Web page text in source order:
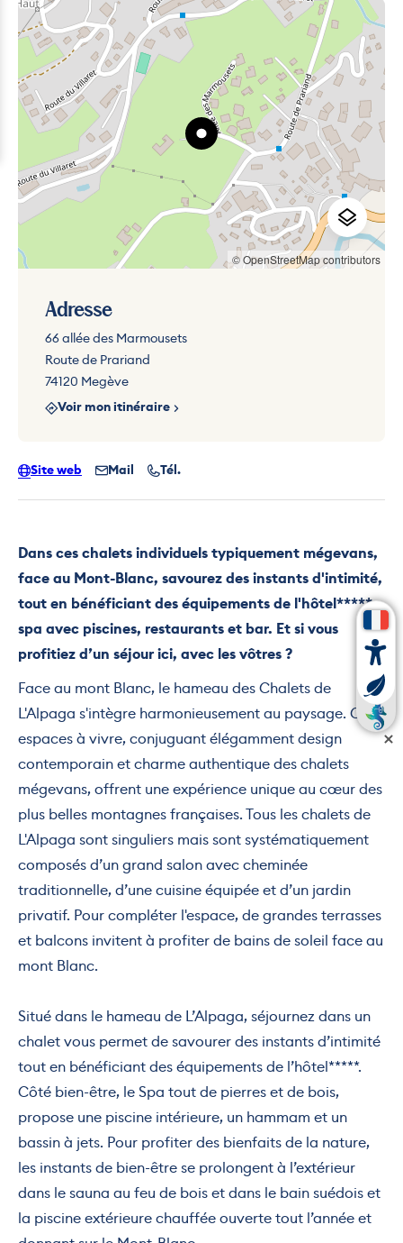
Dans ces chalets individuels typiquement mégevans,
face au Mont-Blanc, savourez des instants d'intimité,
tout en bénéficiant des équipements de l'hôtel***** :
spa avec piscines, restaurants et bar. Et si vous
profitiez d’un séjour ici, avec les vôtres ?
Face au mont Blanc, le hameau des Chalets de
L'Alpaga s'intègre harmonieusement au paysage. Ces
espaces à vivre, conjuguant élégamment design
contemporain et charme authentique des chalets
mégevans, offrent une expérience unique au cœur des
plus belles montagnes françaises. Tous les chalets de
L'Alpaga sont singuliers mais sont systématiquement
composés d’un grand salon avec cheminée
traditionnelle, d’une cuisine équipée et d’un jardin
privatif. Pour compléter l'espace, de grandes terrasses
et balcons invitent à profiter de bains de soleil face au
mont Blanc.
Situé dans le hameau de L’Alpaga, séjournez dans un
chalet vous permet de savourer des instants d’intimité
tout en bénéficiant des équipements de l’hôtel*****.
Côté bien-être, le Spa tout de pierres et de bois,
propose une piscine intérieure, un hammam et un
bassin à jets. Pour profiter des bienfaits de la nature,
les instants de bien-être se prolongent à l’extérieur
dans le sauna au feu de bois et dans le bain suédois et
la piscine extérieure chauffée ouverte tout l’année et
© OpenStreetMap contributors
Adresse
66 allée des Marmousets
Route de Prariand
74120 Megève
Voir mon itinéraire
Site web Mail Tél.